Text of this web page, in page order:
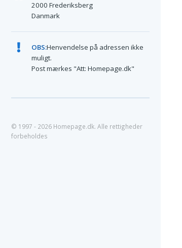
2000 Frederiksberg
Danmark
OBS:Henvendelse på adressen ikke
muligt.
Post mærkes "Att: Homepage.dk"
© 1997 - 2026 Homepage.dk. Alle rettigheder
forbeholdes